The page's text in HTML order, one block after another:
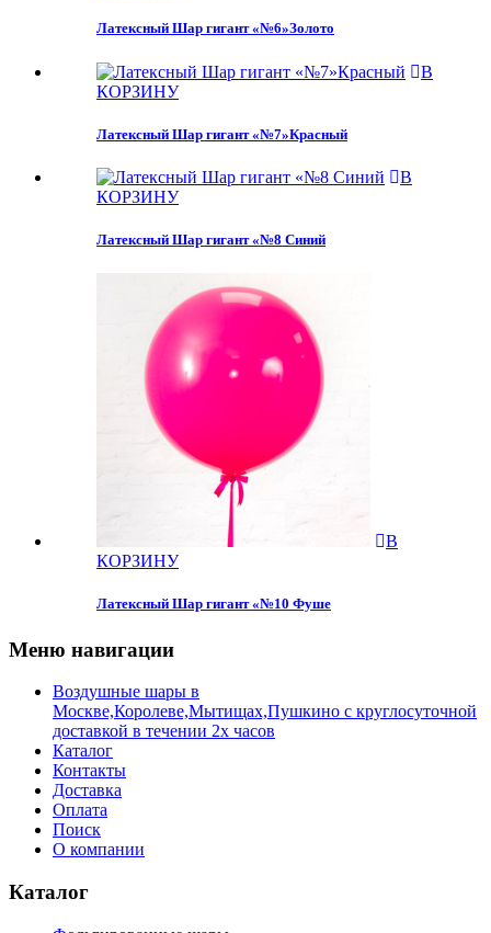
Латексный Шар гигант «№6»Золото
В
КОРЗИНУ
Латексный Шар гигант «№7»Красный
В
КОРЗИНУ
Латексный Шар гигант «№8 Синий
В
КОРЗИНУ
Латексный Шар гигант «№10 Фуше
Меню навигации
Воздушные шары в
Москве,Королеве,Мытищах,Пушкино с круглосуточной
доставкой в течении 2х часов
Каталог
Контакты
Доставка
Оплата
Поиск
О компании
Каталог